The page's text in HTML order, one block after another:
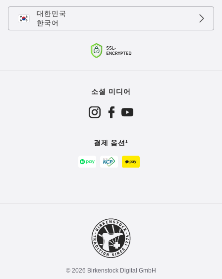
대한민국
한국어
소셜 미디어
결제 옵션¹
© 2026 Birkenstock Digital GmbH